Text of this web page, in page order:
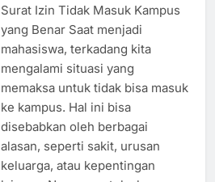
Surat Izin Tidak Masuk Kampus
yang Benar Saat menjadi
mahasiswa, terkadang kita
mengalami situasi yang
memaksa untuk tidak bisa masuk
ke kampus. Hal ini bisa
disebabkan oleh berbagai
alasan, seperti sakit, urusan
keluarga, atau kepentingan